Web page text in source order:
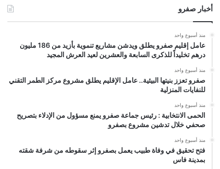
أخبار صفرو
منذ أسبوع واحد
عامل إقليم صفرو يطلق ويدشن مشاريع تنموية بأزيد من 186 مليون
درهم تخليداً للذكرى السابعة والعشرين لعيد العرش المجيد
منذ أسبوع واحد
صفرو تعزز بنيتها البيئية.. عامل الإقليم يطلق مشروع مركز الطمر التقني
للنفايات المنزلية
منذ أسبوع واحد
الحمى الانتخابية : رئيس جماعة صفرو يمنع مسؤول من الإدلاء بتصريح
صحفي خلال تدشين مشروع بصفرو
منذ أسبوع واحد
فتح تحقيق في وفاة طبيب يعمل بصفرو إثر سقوطه من شرفة شقته
بمدينة فاس